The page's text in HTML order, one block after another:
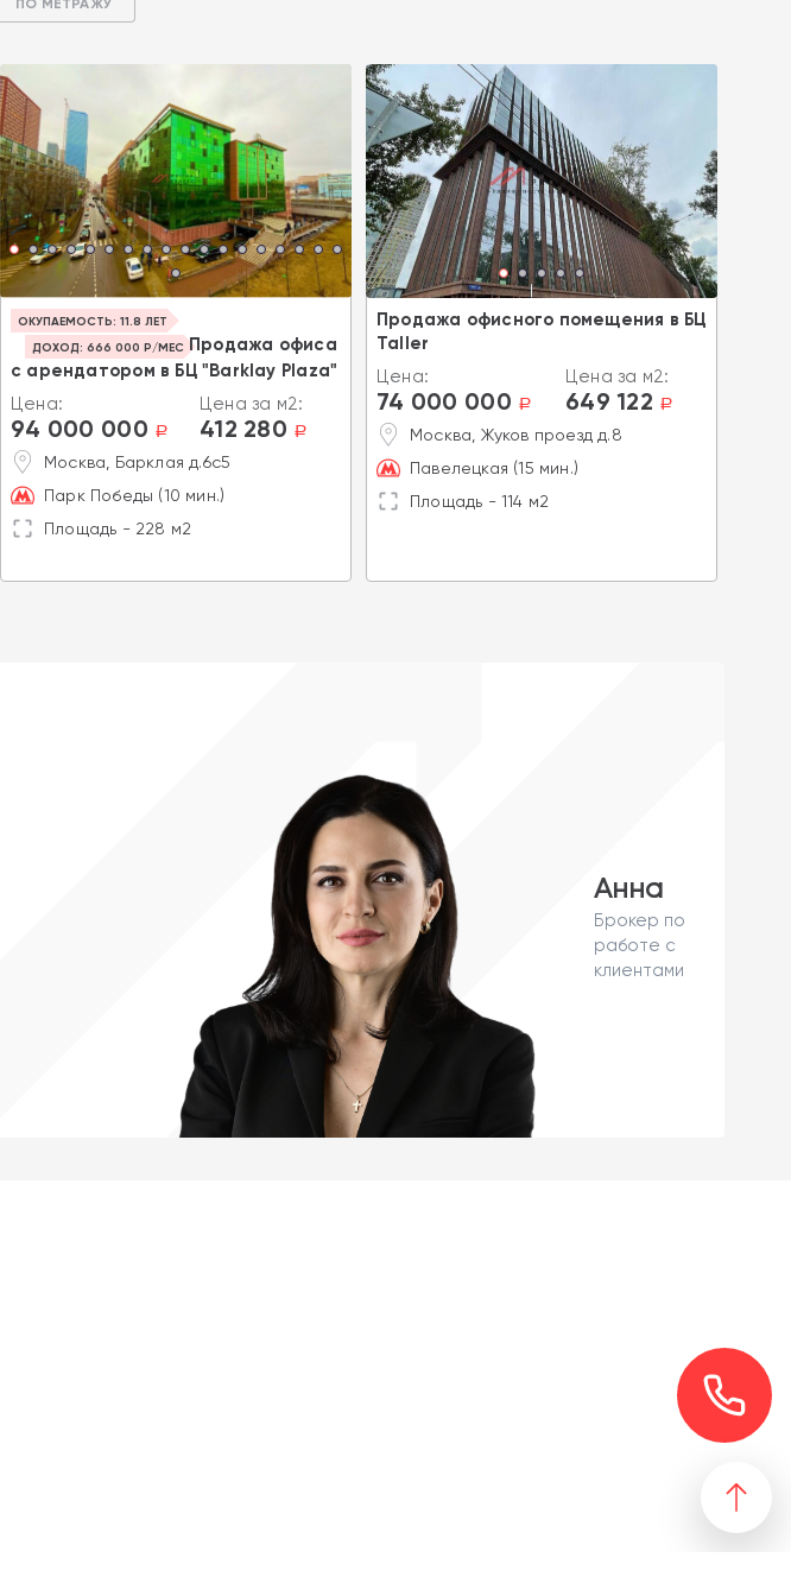
ОКУПАЕМОСТЬ: 11.8 ЛЕТ
ДОХОД: 666 000 Р/МЕС Продажа офиса
с арендатором в БЦ "Barklay Plaza"
Цена:
94 000 000 a
Цена за м2:
412 280 a
Москва, Барклая д.6с5
Парк Победы (10 мин.)
Площадь - 228 м2
Продажа офисного помещения в БЦ
Taller
Цена:
74 000 000 a
Цена за м2:
649 122 a
Москва, Жуков проезд д.8
Павелецкая (15 мин.)
Площадь - 114 м2
Анна
Брокер по
работе с
клиентами